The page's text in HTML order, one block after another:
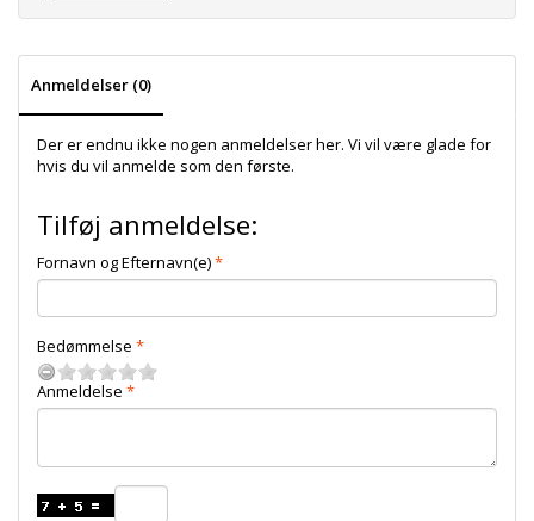
Anmeldelser (0)
Der er endnu ikke nogen anmeldelser her. Vi vil være glade for
hvis du vil anmelde som den første.
Tilføj anmeldelse:
Fornavn og Efternavn(e)
Bedømmelse
Anmeldelse